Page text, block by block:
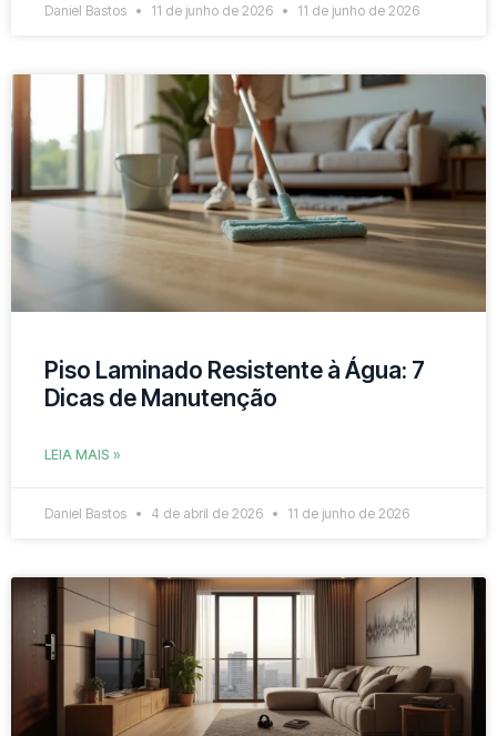
Daniel Bastos 11 de junho de 2026 11 de junho de 2026
Piso Laminado Resistente à Água: 7
Dicas de Manutenção
LEIA MAIS »
Daniel Bastos 4 de abril de 2026 11 de junho de 2026